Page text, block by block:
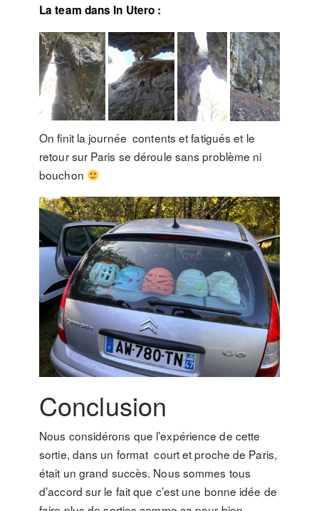
La team dans In Utero :
On finit la journée contents et fatigués et le
retour sur Paris se déroule sans problème ni
bouchon
Conclusion
Nous considérons que l’expérience de cette
sortie, dans un format court et proche de Paris,
était un grand succès. Nous sommes tous
d’accord sur le fait que c’est une bonne idée de